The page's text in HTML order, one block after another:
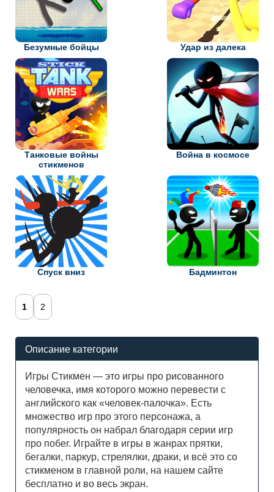
Безумные бойцы Удар из далека
Танковые войны
стикменов
Война в космосе
Спуск вниз Бадминтон
1 2
Описание категории
Игры Стикмен — это игры про рисованного
человечка, имя которого можно перевести с
английского как «человек-палочка». Есть
множество игр про этого персонажа, а
популярность он набрал благодаря серии игр
про побег. Играйте в игры в жанрах прятки,
бегалки, паркур, стрелялки, драки, и всё это со
стикменом в главной роли, на нашем сайте
бесплатно и во весь экран.